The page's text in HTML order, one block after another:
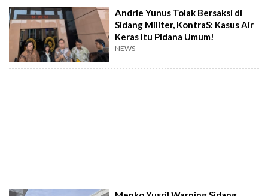
Andrie Yunus Tolak Bersaksi di
Sidang Militer, KontraS: Kasus Air
Keras Itu Pidana Umum!
NEWS